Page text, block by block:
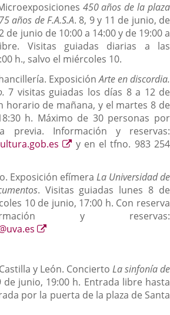
450 años de la plaza
75 años de F.A.S.A. 8, 9 y 11 de junio, de
de junio de 10:00 a 14:00 y de 19:00 a
Visitas guiadas diarias a las
h., salvo el miércoles 10.
ExposiciónArte en discordia.
7 visitas guiadas los días 8 a 12 de
horario de mañana, y el martes 8 de
h. Máximo de 30 personas por
previa. Información y reservas:
Enlace
aplicación
externa.
y en el tfno. 983 254
Exposición efímera La Universidad de
. Visitas guiadas lunes 8 de
10 de junio, 17:00 h. Con reserva
y reservas:
Enlace
aplicación
externa.
y León. Concierto La sinfonía de
de junio, 19:00 h. Entrada libre hasta
por la puerta de la plaza de Santa